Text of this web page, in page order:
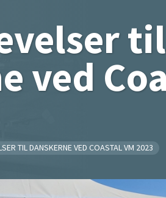
til
ved
TIL DANSKERNE VED COASTAL VM 2023